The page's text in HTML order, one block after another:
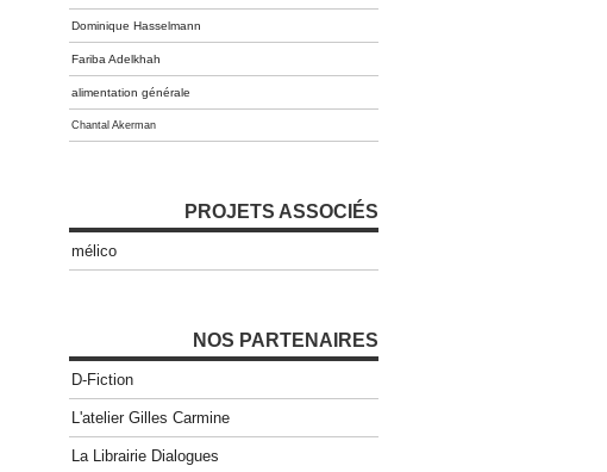
Dominique Hasselmann
Fariba Adelkhah
alimentation générale
Chantal Akerman
PROJETS ASSOCIÉS
mélico
NOS PARTENAIRES
D-Fiction
L'atelier Gilles Carmine
La Librairie Dialogues